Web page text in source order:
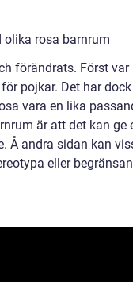
olika rosa barnrum
förändrats. Först var
pojkar. Det har
vara en lika
är att det kan ge
Å andra sidan kan
eller